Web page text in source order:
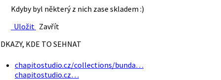
Kdyby byl některý z nich zase skladem :)
Uložit Zavřít
KDE TO SEHNAT
chapitostudio.cz/collections/bunda…
chapitostudio.cz…